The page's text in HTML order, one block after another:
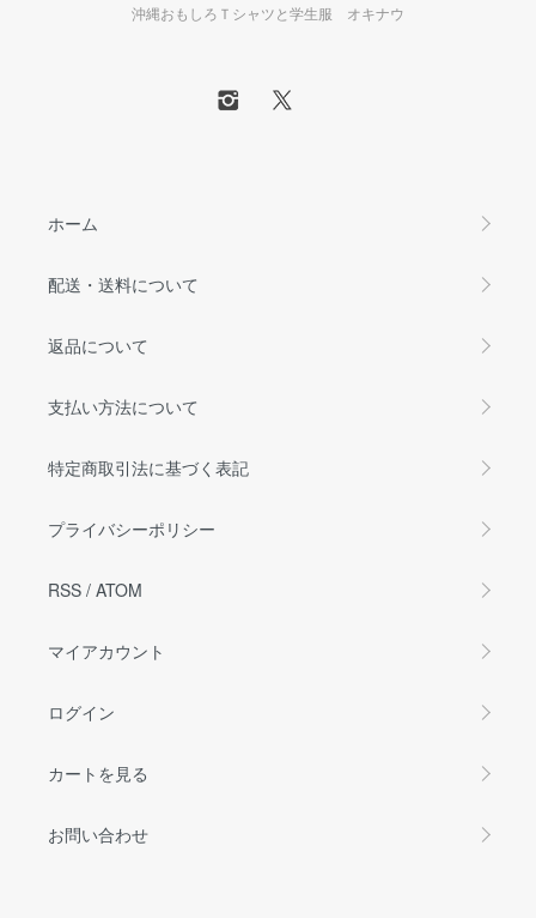
沖縄おもしろＴシャツと学生服 オキナウ
ホーム
配送・送料について
返品について
支払い方法について
特定商取引法に基づく表記
プライバシーポリシー
RSS / ATOM
マイアカウント
ログイン
カートを見る
お問い合わせ